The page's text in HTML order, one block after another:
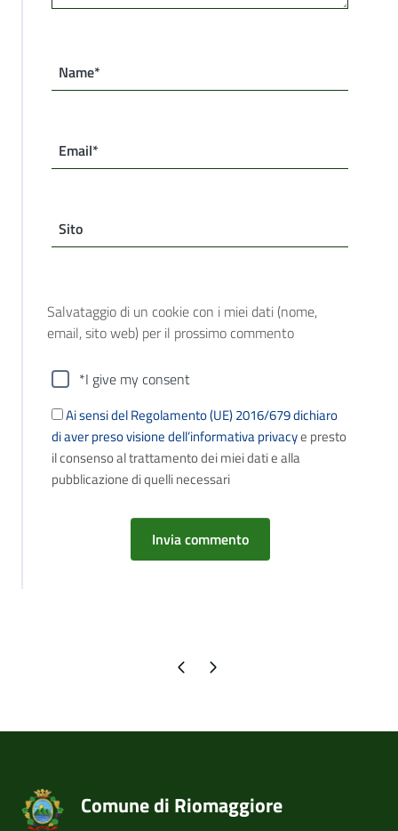
Name*
Email*
Sito
Salvataggio di un cookie con i miei dati (nome,
email, sito web) per il prossimo commento
*I give my consent
Ai sensi del Regolamento (UE) 2016/679 dichiaro
di aver preso visione dell’informativa privacye presto
il consenso al trattamento dei miei dati e alla
pubblicazione di quelli necessari
Pagina precedente
Pagina successiva
Comune di Riomaggiore